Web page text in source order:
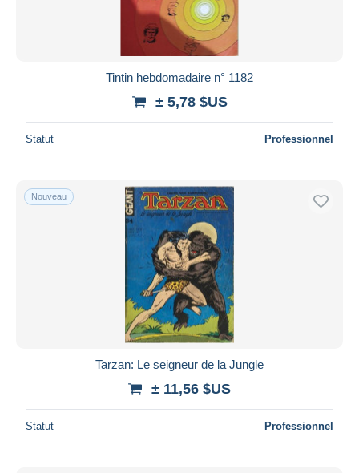
Tintin hebdomadaire n° 1182
± 5,78 $US
Statut Professionnel
Nouveau
Tarzan: Le seigneur de la Jungle
± 11,56 $US
Statut Professionnel